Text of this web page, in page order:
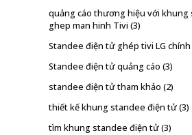
quảng cáo thương hiệu với
ghep man hinh Tivi (3)
Standee điện tử ghép tivi LG
Standee điện tử quảng cáo (3)
standee điện tử tham khảo (2)
thiết kế khung standee điện tử(3)
tìm khung standee điện tử(3)